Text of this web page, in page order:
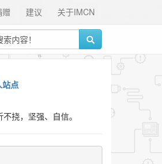
关于IMCN
建议
赠
点
挠，坚强、自信。